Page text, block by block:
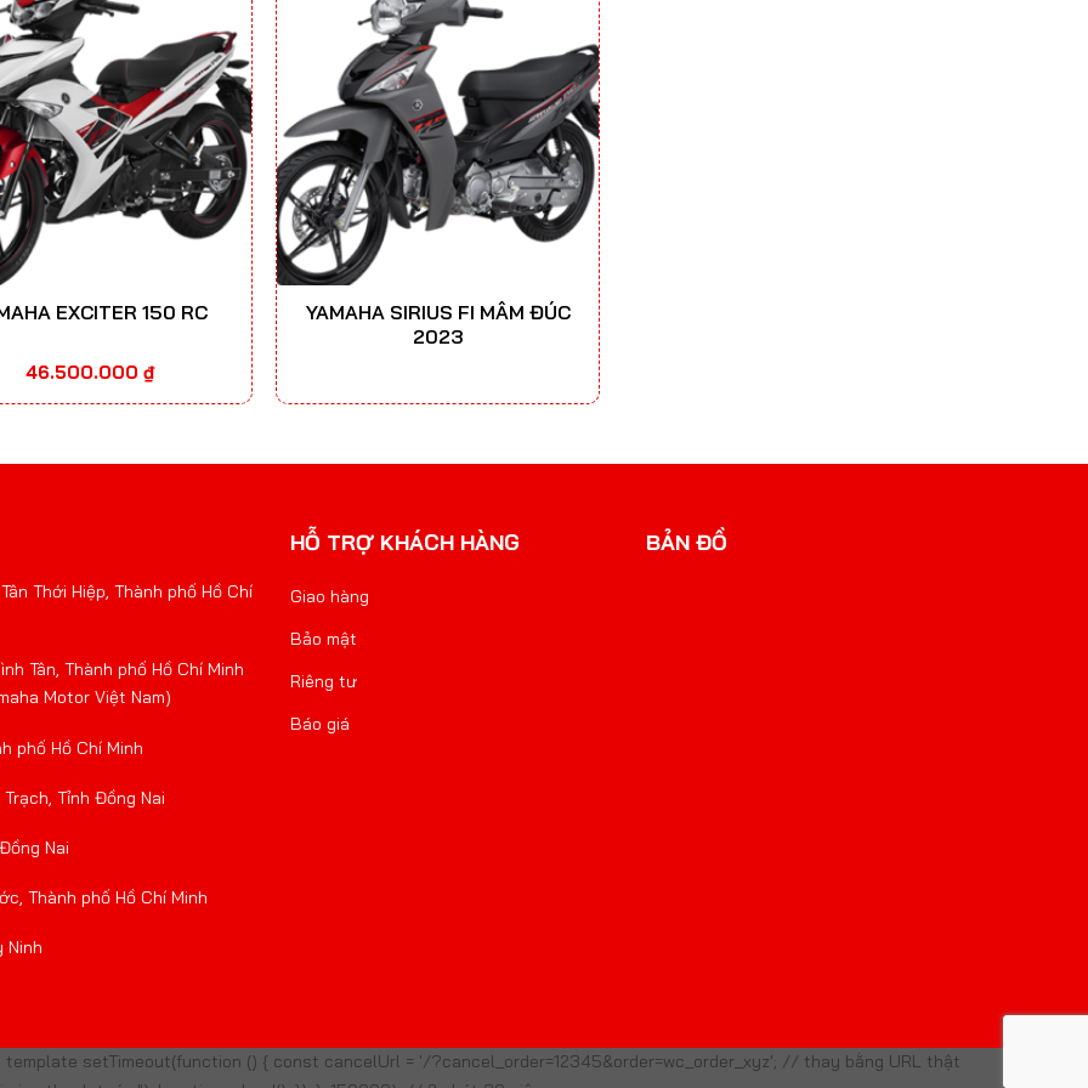
EXCITER 150 RC
46.500.000 ₫
YAMAHA SIRIUS FI MÂM ĐÚC
2023
Thới Hiệp, Thành phố Hồ Chí
Tân, Thành phố Hồ Chí Minh
Motor Việt Nam)
phố Hồ Chí Minh
Tỉnh Đồng Nai
Nai
Thành phố Hồ Chí Minh
Ninh
HỖ TRỢ KHÁCH HÀNG
Giao hàng
Bảo mật
Riêng tư
Báo giá
BẢN ĐỒ
setTimeout(function () { const cancelUrl = '/?cancel_order=12345&order=wc_order_xyz'; // thay bằng URL thật